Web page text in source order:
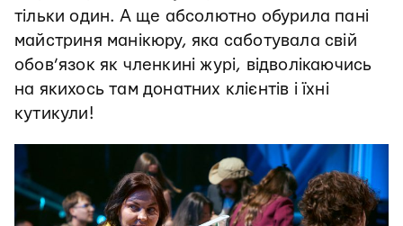
тільки один. А ще абсолютно обурила пані
майстриня манікюру, яка саботувала свій
обов’язок як членкині журі, відволікаючись
на якихось там донатних клієнтів і їхні
кутикули!